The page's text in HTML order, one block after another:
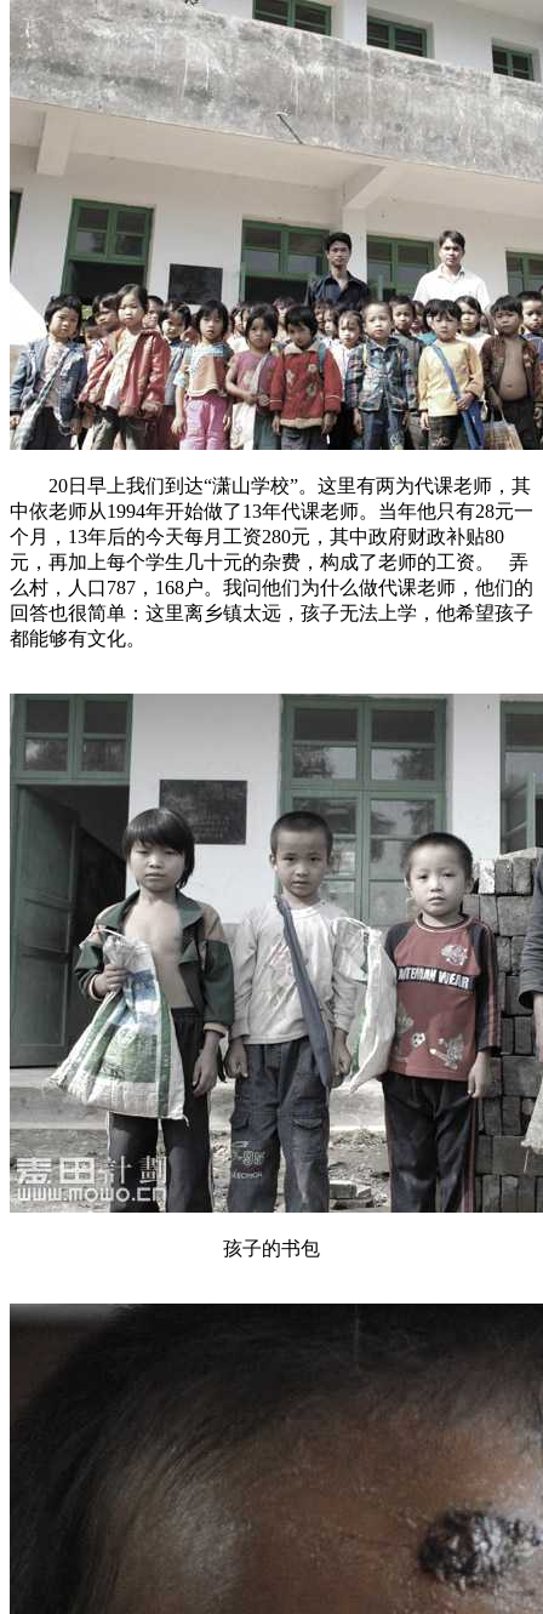
20日早上我们到达“潇山学校”。这里有两为代课老师，其
中依老师从1994年开始做了13年代课老师。当年他只有28元一
个月，13年后的今天每月工资280元，其中政府财政补贴80
元，再加上每个学生几十元的杂费，构成了老师的工资。 弄
么村，人口787，168户。我问他们为什么做代课老师，他们的
回答也很简单：这里离乡镇太远，孩子无法上学，他希望孩子
都能够有文化。
孩子的书包